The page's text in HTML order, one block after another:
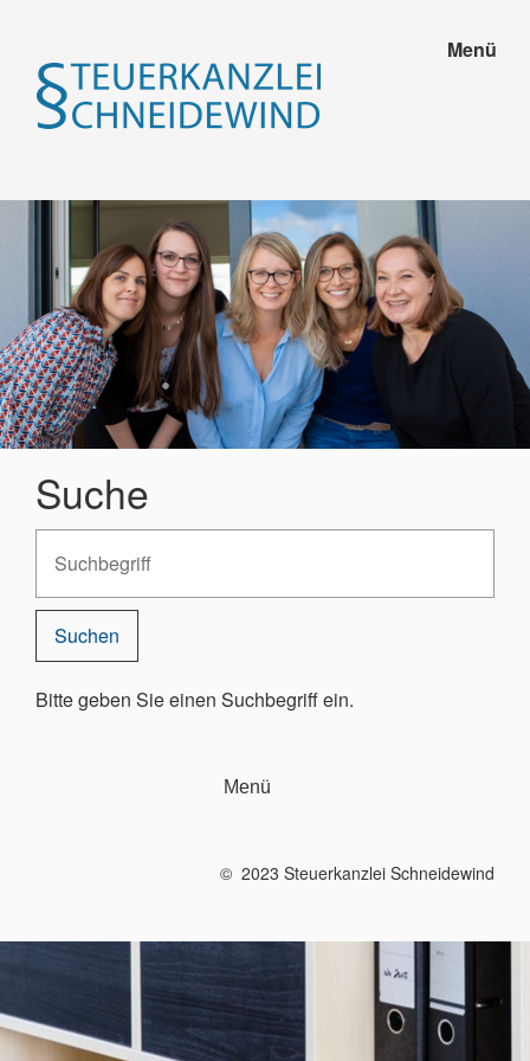
Menü
Suche
Bitte geben Sie einen Suchbegriff ein.
Menü
© 2023 Steuerkanzlei Schneidewind